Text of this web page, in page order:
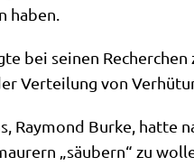
haben.
bei sei­nen
Ver­tei­lung von
Ray­mond Bur­ke, hat­te
„säu­bern“ zu